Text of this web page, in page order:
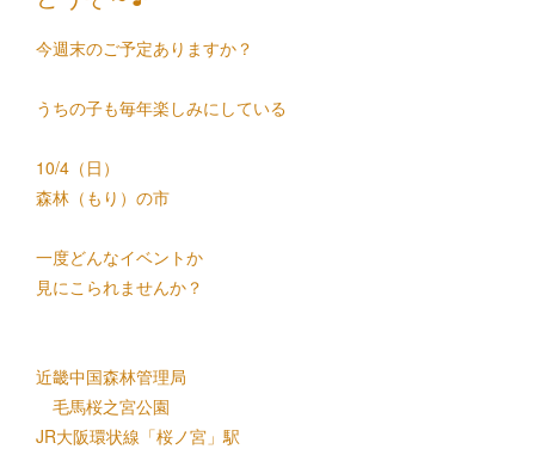
今週末のご予定ありますか？
うちの子も毎年楽しみにしている
10/4（日）
森林（もり）の市
一度どんなイベントか
見にこられませんか？
近畿中国森林管理局
毛馬桜之宮公園
JR大阪環状線「桜ノ宮」駅